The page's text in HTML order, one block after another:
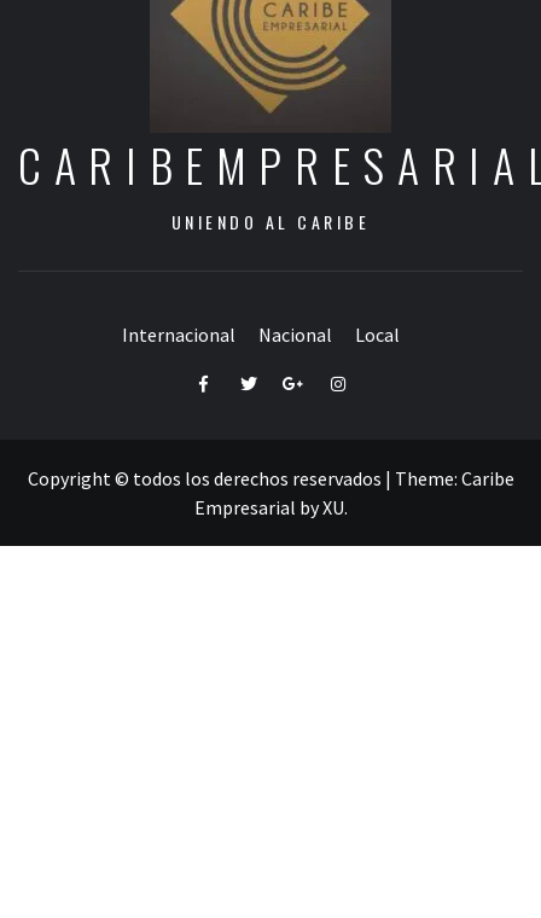
UNIENDO AL CARIBE
Internacional Nacional Local
FacebookTwitterGoogle+Instagram
Copyright © todos los derechos reservados | Theme: Caribe
Empresarial byXU.